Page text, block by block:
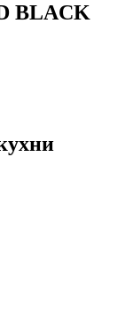
BLACK